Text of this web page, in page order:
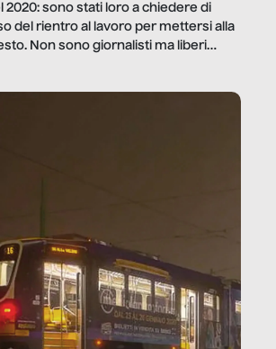
2020: sono stati loro a chiedere di
del rientro al lavoro per mettersi alla
Non sono giornalisti ma liberi